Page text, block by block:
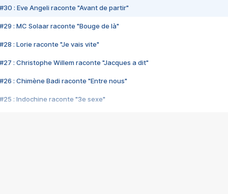
#30 : Eve Angeli raconte "Avant de partir"
#29 : MC Solaar raconte "Bouge de là"
#28 : Lorie raconte "Je vais vite"
#27 : Christophe Willem raconte "Jacques a dit"
#26 : Chimène Badi raconte "Entre nous"
#25 : Indochine raconte "3e sexe"